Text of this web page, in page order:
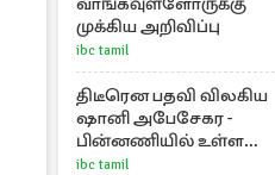
முக்கிய அறிவிப்பு
ibc tamil
திடீரென பதவி விலகிய
ஷானி அபேசேகர -
பின்னணியில் உள்ள
காரணம்
ibc tamil